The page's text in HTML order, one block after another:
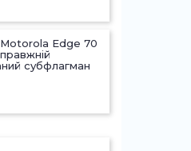
Edge 70
субфлагман